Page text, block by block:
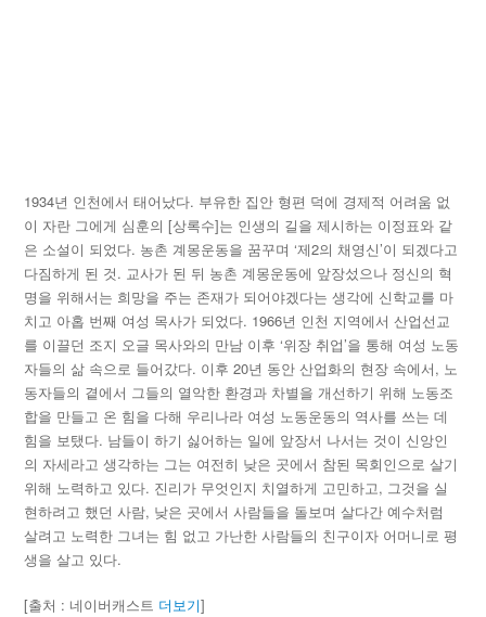
1934년 인천에서 태어났다. 부유한 집안 형편 덕에 경제적 어려움 없
이 자란 그에게 심훈의 [상록수]는 인생의 길을 제시하는 이정표와 같
은 소설이 되었다. 농촌 계몽운동을 꿈꾸며 ‘제2의 채영신’이 되겠다고
다짐하게 된 것. 교사가 된 뒤 농촌 계몽운동에 앞장섰으나 정신의 혁
명을 위해서는 희망을 주는 존재가 되어야겠다는 생각에 신학교를 마
치고 아홉 번째 여성 목사가 되었다. 1966년 인천 지역에서 산업선교
를 이끌던 조지 오글 목사와의 만남 이후 ‘위장 취업’을 통해 여성 노동
자들의 삶 속으로 들어갔다. 이후 20년 동안 산업화의 현장 속에서, 노
동자들의 곁에서 그들의 열악한 환경과 차별을 개선하기 위해 노동조
합을 만들고 온 힘을 다해 우리나라 여성 노동운동의 역사를 쓰는 데
힘을 보탰다. 남들이 하기 싫어하는 일에 앞장서 나서는 것이 신앙인
의 자세라고 생각하는 그는 여전히 낮은 곳에서 참된 목회인으로 살기
위해 노력하고 있다. 진리가 무엇인지 치열하게 고민하고, 그것을 실
현하려고 했던 사람, 낮은 곳에서 사람들을 돌보며 살다간 예수처럼
살려고 노력한 그녀는 힘 없고 가난한 사람들의 친구이자 어머니로 평
생을 살고 있다.
[출처 : 네이버캐스트 더보기]